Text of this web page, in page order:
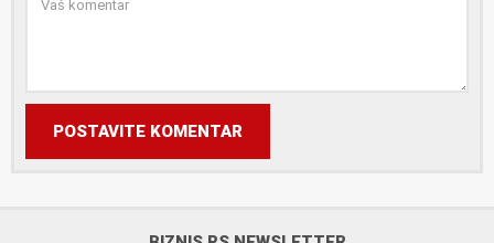
POSTAVITE KOMENTAR